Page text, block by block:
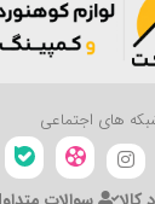
های اجتماعی